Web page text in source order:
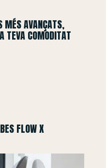
MÉS AVANÇATS,
TEVA COMODITAT
FLOW X